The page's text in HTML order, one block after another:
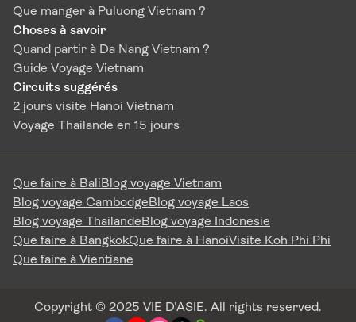
Que manger à Puluong Vietnam ?
Choses à savoir
Quand partir à Da Nang Vietnam ?
Guide Voyage Vietnam
Circuits suggérés
2 jours visite Hanoi Vietnam
Voyage Thailande en 15 jours
Que faire à BaliBlog voyage Vietnam
Blog voyage CambodgeBlog voyage Laos
Blog voyage ThailandeBlog voyage Indonesie
Que faire à BangkokQue faire à HanoiVisite Koh Phi Phi
Que faire à Vientiane
Copyright © 2025 VIE D’ASIE. All rights reserved.